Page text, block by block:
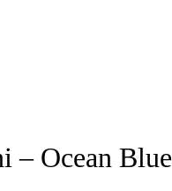
– Ocean Blue